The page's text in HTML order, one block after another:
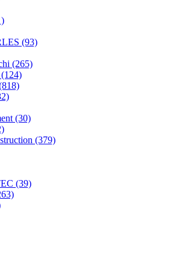
(93)
(265)
(124)
(30)
(379)
(39)